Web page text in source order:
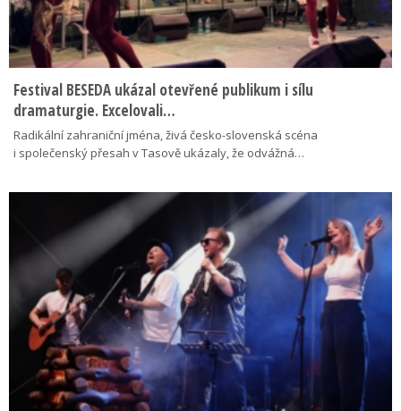
Festival BESEDA ukázal otevřené publikum i sílu
dramaturgie. Excelovali…
Radikální zahraniční jména, živá česko-slovenská scéna
i společenský přesah v Tasově ukázaly, že odvážná…